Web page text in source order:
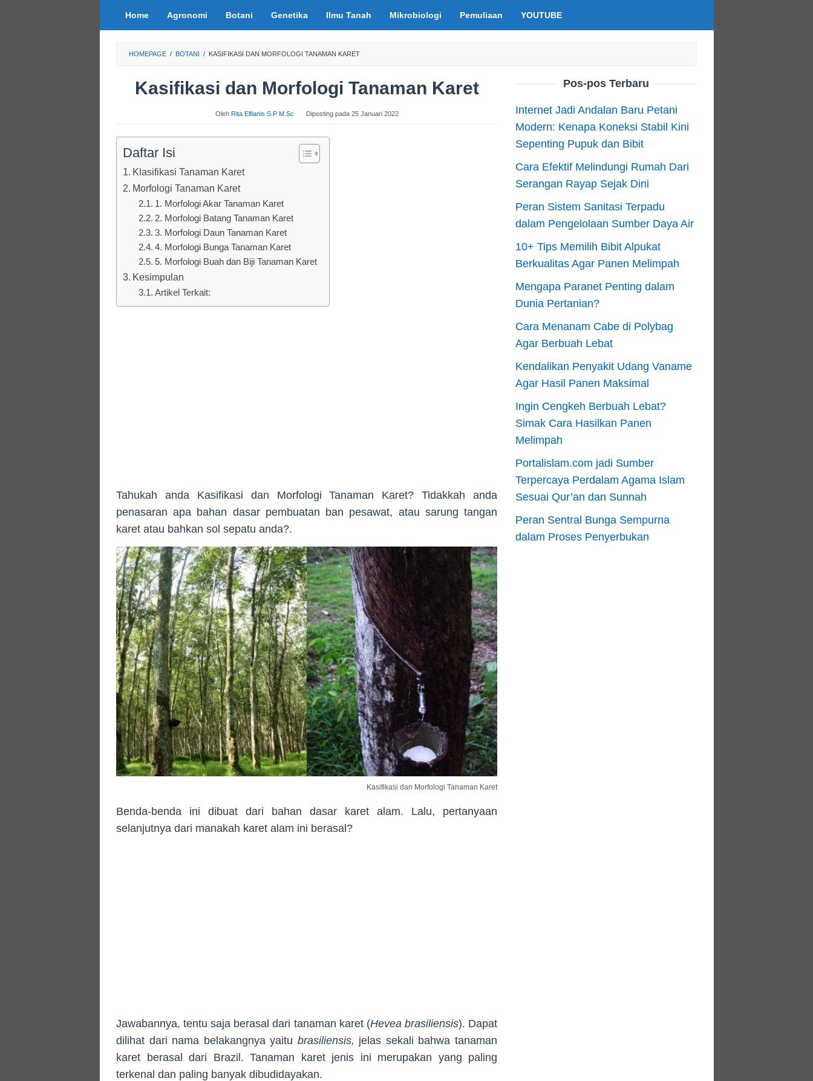
Home Agronomi Botani Genetika Ilmu Tanah Mikrobiologi Pemuliaan YOUTUBE
HOMEPAGE / BOTANI / KASIFIKASI DAN MORFOLOGI TANAMAN KARET
Kasifikasi dan Morfologi Tanaman Karet
Oleh Rita Elfianis S.P M.Sc Diposting pada 25 Januari 2022
Daftar Isi
Klasifikasi Tanaman Karet
Morfologi Tanaman Karet
1. Morfologi Akar Tanaman Karet
2. Morfologi Batang Tanaman Karet
3. Morfologi Daun Tanaman Karet
4. Morfologi Bunga Tanaman Karet
5. Morfologi Buah dan Biji Tanaman Karet
Kesimpulan
Artikel Terkait:
Tahukah anda Kasifikasi dan Morfologi Tanaman Karet? Tidakkah anda
penasaran apa bahan dasar pembuatan ban pesawat, atau sarung tangan
karet atau bahkan sol sepatu anda?.
Kasifikasi dan Morfologi Tanaman Karet
Benda-benda ini dibuat dari bahan dasar karet alam. Lalu, pertanyaan
selanjutnya dari manakah karet alam ini berasal?
Jawabannya, tentu saja berasal dari tanaman karet (Hevea brasiliensis). Dapat
dilihat dari nama belakangnya yaitu brasiliensis, jelas sekali bahwa tanaman
karet berasal dari Brazil. Tanaman karet jenis ini merupakan yang paling
terkenal dan paling banyak dibudidayakan.
Pos-pos Terbaru
Internet Jadi Andalan Baru Petani
Modern: Kenapa Koneksi Stabil Kini
Sepenting Pupuk dan Bibit
Cara Efektif Melindungi Rumah Dari
Serangan Rayap Sejak Dini
Peran Sistem Sanitasi Terpadu
dalam Pengelolaan Sumber Daya Air
10+ Tips Memilih Bibit Alpukat
Berkualitas Agar Panen Melimpah
Mengapa Paranet Penting dalam
Dunia Pertanian?
Cara Menanam Cabe di Polybag
Agar Berbuah Lebat
Kendalikan Penyakit Udang Vaname
Agar Hasil Panen Maksimal
Ingin Cengkeh Berbuah Lebat?
Simak Cara Hasilkan Panen
Melimpah
Portalislam.com jadi Sumber
Terpercaya Perdalam Agama Islam
Sesuai Qur’an dan Sunnah
Peran Sentral Bunga Sempurna
dalam Proses Penyerbukan